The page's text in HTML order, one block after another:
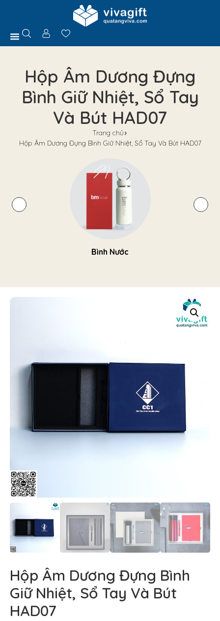
Hộp Âm Dương Đựng
Bình Giữ Nhiệt, Sổ Tay
Và Bút HAD07
Trang chủ
Hộp Âm Dương Đựng Bình Giữ Nhiệt, Sổ Tay Và Bút HAD07
Bình Nước
Hộp Âm Dương Đựng Bình
Giữ Nhiệt, Sổ Tay Và Bút
HAD07